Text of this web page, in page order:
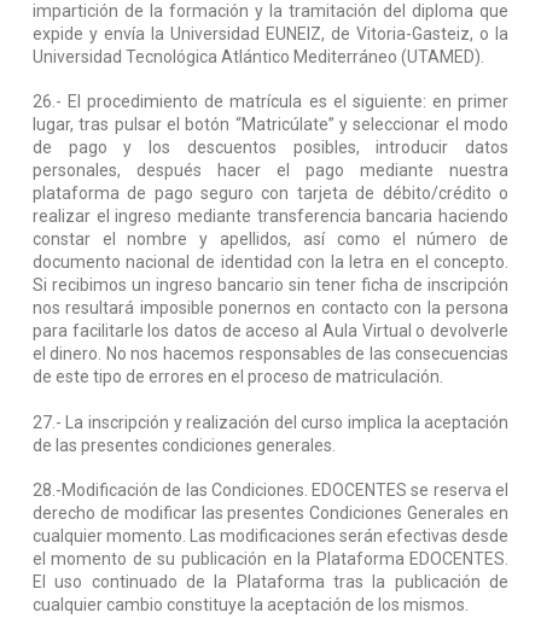
impartición de la formación y la tramitación del diploma que
expide y envía la Universidad EUNEIZ, de Vitoria-Gasteiz, o la
Universidad Tecnológica Atlántico Mediterráneo (UTAMED).
26.- El procedimiento de matrícula es el siguiente: en primer
lugar, tras pulsar el botón “Matricúlate” y seleccionar el modo
de pago y los descuentos posibles, introducir datos
personales, después hacer el pago mediante nuestra
plataforma de pago seguro con tarjeta de débito/crédito o
realizar el ingreso mediante transferencia bancaria haciendo
constar el nombre y apellidos, así como el número de
documento nacional de identidad con la letra en el concepto.
Si recibimos un ingreso bancario sin tener ficha de inscripción
nos resultará imposible ponernos en contacto con la persona
para facilitarle los datos de acceso al Aula Virtual o devolverle
el dinero. No nos hacemos responsables de las consecuencias
de este tipo de errores en el proceso de matriculación.
27.- La inscripción y realización del curso implica la aceptación
de las presentes condiciones generales.
28.-Modificación de las Condiciones. EDOCENTES se reserva el
derecho de modificar las presentes Condiciones Generales en
cualquier momento. Las modificaciones serán efectivas desde
el momento de su publicación en la Plataforma EDOCENTES.
El uso continuado de la Plataforma tras la publicación de
cualquier cambio constituye la aceptación de los mismos.